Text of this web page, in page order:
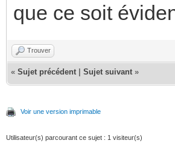
que ce soit
Trouver
« Sujet précédent Sujet suivant »
Voir une version imprimable
Utilisateur(s) parcourant ce sujet : 1 visiteur(s)